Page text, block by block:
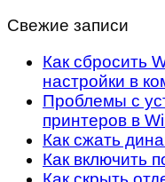
Свежие записи
Как сбросить
настройки в
Проблемы с
принтеров в
Как сжать
Как включить